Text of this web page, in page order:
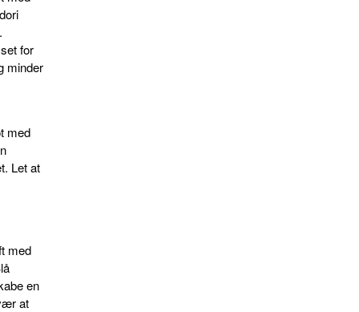
for
minder
med
Let at
med
en
at